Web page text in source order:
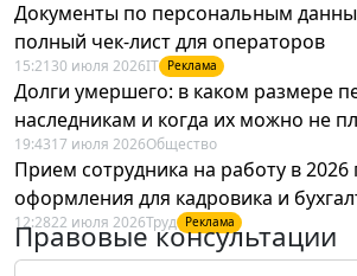
Документы по персональным
полный чек-лист для операторов
15:21 30 июля 2026IT Реклама
Долги умершего: в каком размере
наследникам и когда их можно не
19:4317 июля 2026Общество
Прием сотрудника на работу в 2026
оформления для кадровика и
12:2822 июля 2026Труд Реклама
Правовые консультации